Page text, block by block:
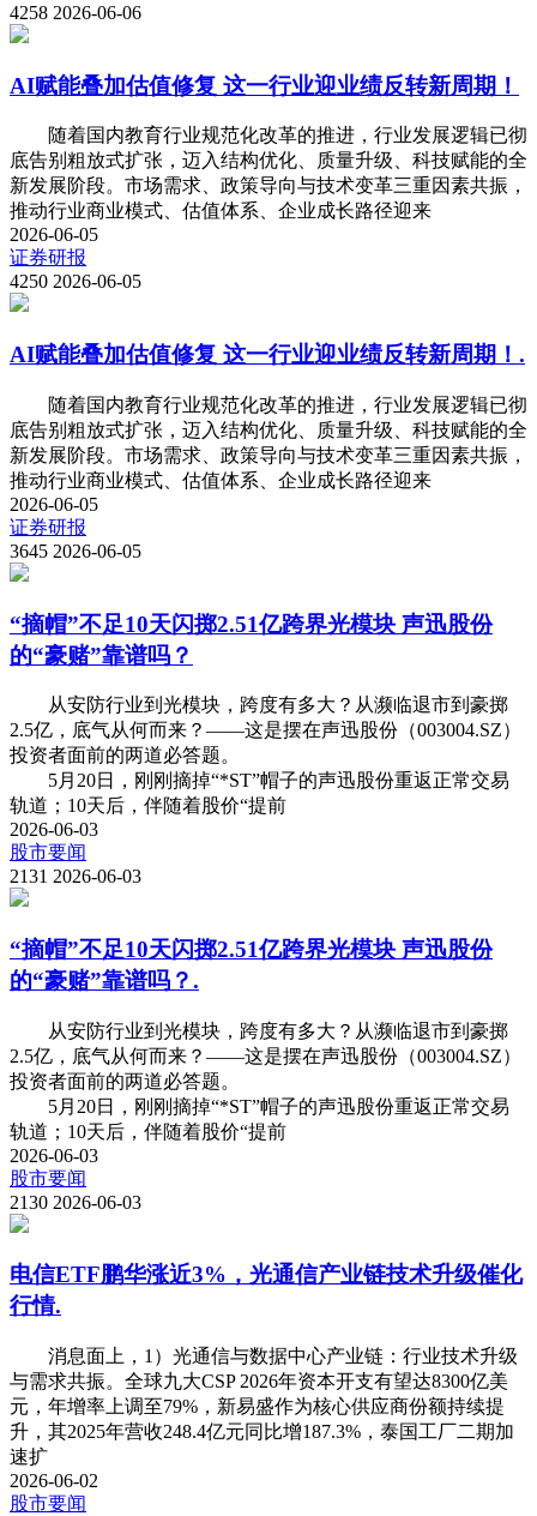
4258 2026-06-06
AI赋能叠加估值修复 这一行业迎业绩反转新周期！
随着国内教育行业规范化改革的推进，行业发展逻辑已彻
底告别粗放式扩张，迈入结构优化、质量升级、科技赋能的全
新发展阶段。市场需求、政策导向与技术变革三重因素共振，
推动行业商业模式、估值体系、企业成长路径迎来
2026-06-05
证券研报
4250 2026-06-05
AI赋能叠加估值修复 这一行业迎业绩反转新周期！.
随着国内教育行业规范化改革的推进，行业发展逻辑已彻
底告别粗放式扩张，迈入结构优化、质量升级、科技赋能的全
新发展阶段。市场需求、政策导向与技术变革三重因素共振，
推动行业商业模式、估值体系、企业成长路径迎来
2026-06-05
证券研报
3645 2026-06-05
“摘帽”不足10天闪掷2.51亿跨界光模块 声迅股份
的“豪赌”靠谱吗？
从安防行业到光模块，跨度有多大？从濒临退市到豪掷
2.5亿，底气从何而来？——这是摆在声迅股份（003004.SZ）
投资者面前的两道必答题。
5月20日，刚刚摘掉“*ST”帽子的声迅股份重返正常交易
轨道；10天后，伴随着股价“提前
2026-06-03
股市要闻
2131 2026-06-03
“摘帽”不足10天闪掷2.51亿跨界光模块 声迅股份
的“豪赌”靠谱吗？.
从安防行业到光模块，跨度有多大？从濒临退市到豪掷
2.5亿，底气从何而来？——这是摆在声迅股份（003004.SZ）
投资者面前的两道必答题。
5月20日，刚刚摘掉“*ST”帽子的声迅股份重返正常交易
轨道；10天后，伴随着股价“提前
2026-06-03
股市要闻
2130 2026-06-03
电信ETF鹏华涨近3%，光通信产业链技术升级催化
行情.
消息面上，1）光通信与数据中心产业链：行业技术升级
与需求共振。全球九大CSP 2026年资本开支有望达8300亿美
元，年增率上调至79%，新易盛作为核心供应商份额持续提
升，其2025年营收248.4亿元同比增187.3%，泰国工厂二期加
速扩
2026-06-02
股市要闻